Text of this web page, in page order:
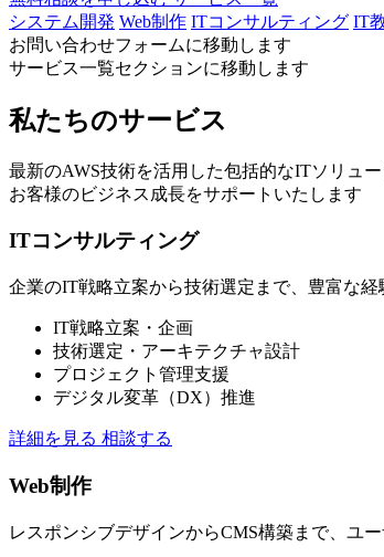
システム開発 Web制作 ITコンサルティング IT
お問い合わせフォームに移動します
サービス一覧セクションに移動します
私たちのサービス
最新のAWS技術を活用した包括的なITソリュ
お客様のビジネス成長をサポートいたします
ITコンサルティング
企業のIT戦略立案から技術選定まで、豊富な
IT戦略立案・企画
技術選定・アーキテクチャ設計
プロジェクト管理支援
デジタル変革（DX）推進
詳細を見る 相談する
Web制作
レスポンシブデザインからCMS構築まで、ユ